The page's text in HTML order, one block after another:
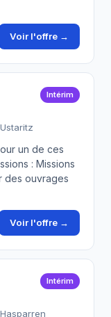
Voir l'offre →
Intérim
un de ces
: Missions
des ouvrages
Voir l'offre →
Intérim